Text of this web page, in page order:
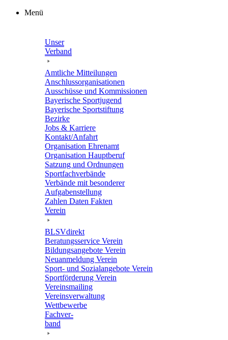
Zum
Menü
Unser
Verband
Amtli­che Mitteilungen
Anschluss­or­ga­ni­sa­tio­nen
Ausschüsse und Kommissionen
Baye­ri­sche Sportjugend
Baye­ri­sche Sportstiftung
Bezirke
Jobs & Karriere
Kontakt/​​Anfahrt
Orga­ni­sa­tion Ehrenamt
Orga­ni­sa­tion Hauptberuf
Satzung und Ordnungen
Sport­fach­ver­bände
Verbände mit beson­de­rer
Aufgabenstellung
Zahlen Daten Fakten
Verein
BLSVdi­rekt
Bera­tungs­ser­vice Verein
Bildungs­an­ge­bote Verein
Neuan­mel­dung Verein
Sport- und Sozi­al­an­ge­bote Verein
Sport­för­de­rung Verein
Vereins­mai­ling
Vereins­ver­wal­tung
Wett­be­werbe
Fach­ver­
band